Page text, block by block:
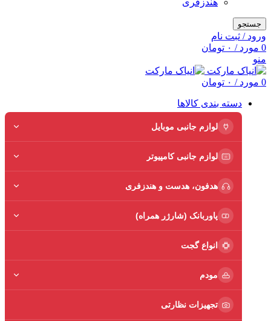
هندزفری
جستجو
ورود / ثبت نام
0 مورد / ۰ تومان
منو
0 مورد / ۰ تومان
دسته بندی کالاها
لوازم جانبی موبایل
لوازم جانبی کامپیوتر
هدفون، هدست و هندزفری
پاوربانک (شارژر همراه)
انواع گجت
مودم
تجهیزات نظارتی